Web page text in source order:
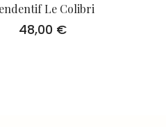
Le Colibri
48,00 €